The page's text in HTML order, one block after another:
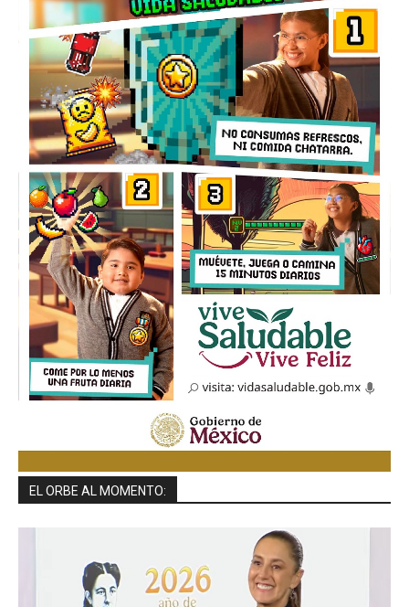
EL ORBE AL MOMENTO: